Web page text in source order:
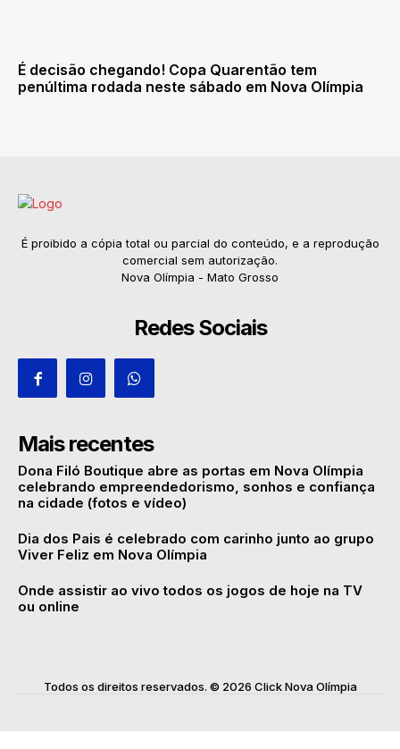
É decisão chegando! Copa Quarentão tem
penúltima rodada neste sábado em Nova Olímpia
É proibido a cópia total ou parcial do conteúdo, e a reprodução
comercial sem autorização.
Nova Olímpia - Mato Grosso
Redes Sociais
Mais recentes
Dona Filó Boutique abre as portas em Nova Olímpia
celebrando empreendedorismo, sonhos e confiança
na cidade (fotos e vídeo)
Dia dos Pais é celebrado com carinho junto ao grupo
Viver Feliz em Nova Olímpia
Onde assistir ao vivo todos os jogos de hoje na TV
ou online
Todos os direitos reservados. © 2026 Click Nova Olímpia